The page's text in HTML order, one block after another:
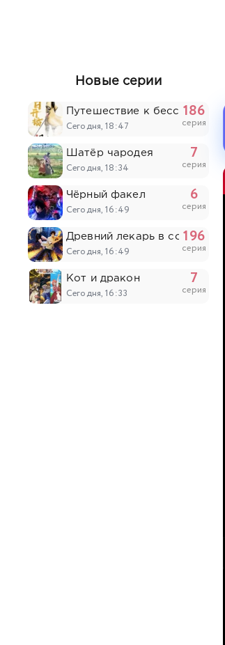
Новые серии
Путешествие к бессмертию
Сегодня, 18:47
186
серия
Шатёр чародея
Сегодня, 18:34
7
серия
Чёрный факел
Сегодня, 16:49
6
серия
Древний лекарь в
Сегодня, 16:49
196
серия
Кот и дракон
Сегодня, 16:33
7
серия